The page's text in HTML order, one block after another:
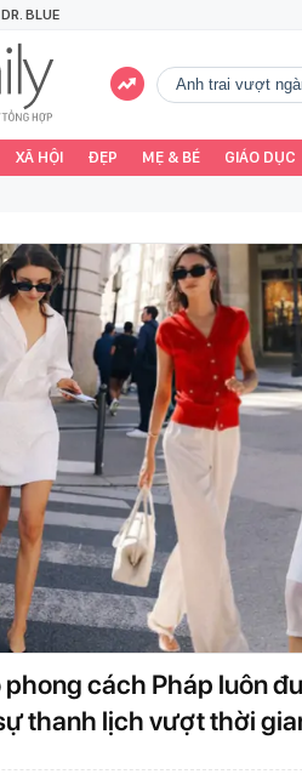
DR. BLUE
Anh trai vượt
XÃ HỘI ĐẸP MẸ & BÉ GIÁO DỤC
cách Pháp luôn
thanh lịch vượt thời